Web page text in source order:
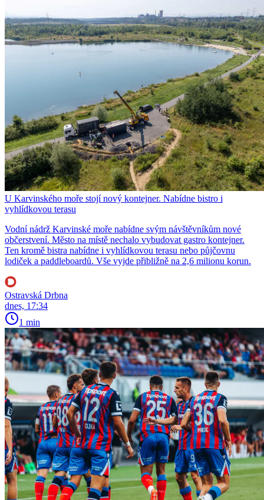
U Karvinského moře stojí nový kontejner. Nabídne bistro i
vyhlídkovou terasu
Vodní nádrž Karvinské moře nabídne svým návštěvníkům nové
občerstvení. Město na místě nechalo vybudovat gastro kontejner.
Ten kromě bistra nabídne i vyhlídkovou terasu nebo půjčovnu
lodiček a paddleboardů. Vše vyjde přibližně na 2,6 milionu korun.
Ostravská Drbna
dnes, 17:34
1 min